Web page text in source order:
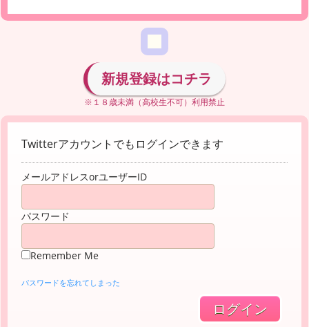
新規登録はコチラ
※１８歳未満（高校生不可）利用禁止
Twitterアカウントでもログインできます
メールアドレスorユーザーID
パスワード
Remember Me
パスワードを忘れてしまった